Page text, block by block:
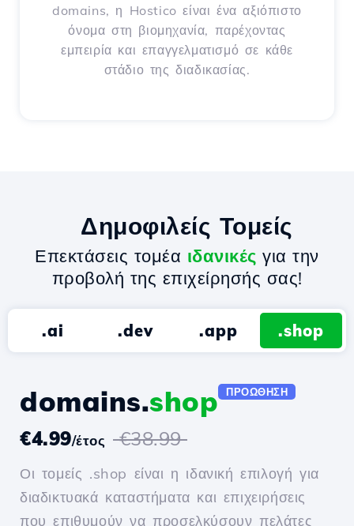
domains, η Hostico είναι ένα αξιόπιστο
όνομα στη βιομηχανία, παρέχοντας
εμπειρία και επαγγελματισμό σε κάθε
στάδιο της διαδικασίας.
Δημοφιλείς Τομείς
Επεκτάσεις τομέα ιδανικές για την
προβολή της επιχείρησής σας!
.ai .dev .app .shop
domains.shop ΠΡΟΏΘΗΣΗ
€4.99/έτος €38.99
Οι τομείς .shop είναι η ιδανική επιλογή για
διαδικτυακά καταστήματα και επιχειρήσεις
που επιθυμούν να προσελκύσουν πελάτες